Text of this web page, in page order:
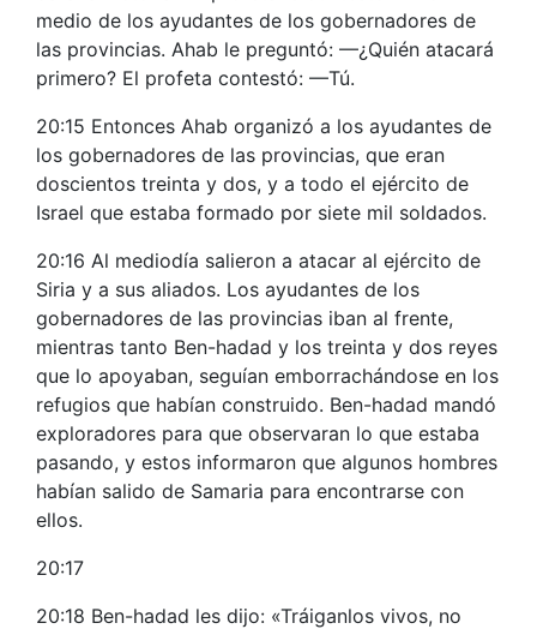
medio de los ayudantes de los gobernadores de
las provincias. Ahab le preguntó: —¿Quién atacará
primero? El profeta contestó: —Tú.
20:15 Entonces Ahab organizó a los ayudantes de
los gobernadores de las provincias, que eran
doscientos treinta y dos, y a todo el ejército de
Israel que estaba formado por siete mil soldados.
20:16 Al mediodía salieron a atacar al ejército de
Siria y a sus aliados. Los ayudantes de los
gobernadores de las provincias iban al frente,
mientras tanto Ben-hadad y los treinta y dos reyes
que lo apoyaban, seguían emborrachándose en los
refugios que habían construido. Ben-hadad mandó
exploradores para que observaran lo que estaba
pasando, y estos informaron que algunos hombres
habían salido de Samaria para encontrarse con
ellos.
20:17
20:18 Ben-hadad les dijo: «Tráiganlos vivos, no